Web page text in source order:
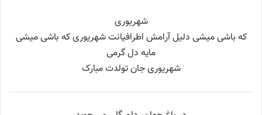
شهریوری
که باشی میشی دلیل آرامش اطرافیانت شهریوری که باشی میشی
مایه دل گرمی
شهریوری جان تولدت مبارک